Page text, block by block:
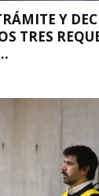
Y
TRES